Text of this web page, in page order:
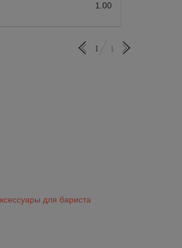
1.00
1 1
для бариста